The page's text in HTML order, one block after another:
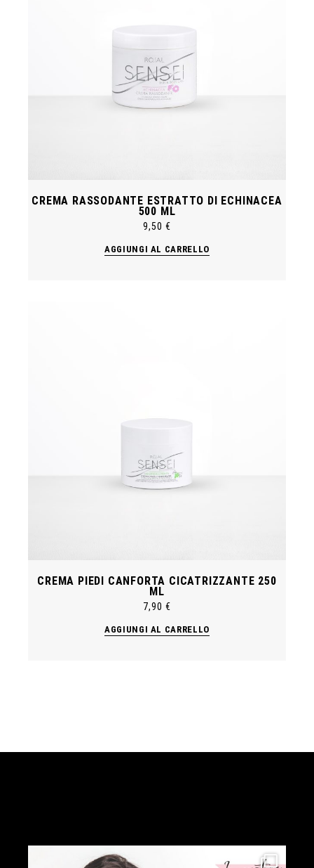
CREMA RASSODANTE ESTRATTO DI ECHINACEA
500 ML
9,50€
AGGIUNGI AL CARRELLO
CREMA PIEDI CANFORTA CICATRIZZANTE 250
ML
7,90€
AGGIUNGI AL CARRELLO